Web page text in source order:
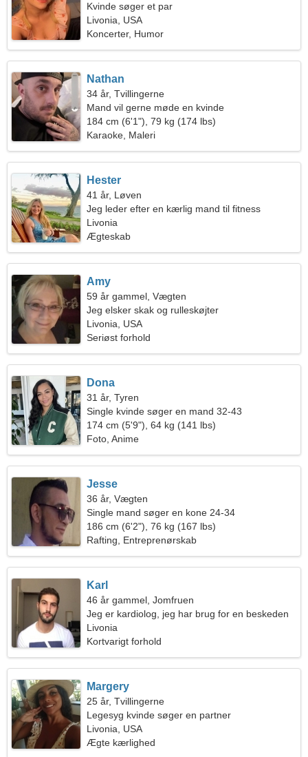
Kvinde søger et par
Livonia, USA
Koncerter, Humor
Nathan
34 år, Tvillingerne
Mand vil gerne møde en kvinde
184 cm (6'1"), 79 kg (174 lbs)
Karaoke, Maleri
Hester
41 år, Løven
Jeg leder efter en kærlig mand til fitness
Livonia
Ægteskab
Amy
59 år gammel, Vægten
Jeg elsker skak og rulleskøjter
Livonia, USA
Seriøst forhold
Dona
31 år, Tyren
Single kvinde søger en mand 32-43
174 cm (5'9"), 64 kg (141 lbs)
Foto, Anime
Jesse
36 år, Vægten
Single mand søger en kone 24-34
186 cm (6'2"), 76 kg (167 lbs)
Rafting, Entreprenørskab
Karl
46 år gammel, Jomfruen
Jeg er kardiolog, jeg har brug for en beskeden
kvinde
Livonia
Kortvarigt forhold
Margery
25 år, Tvillingerne
Legesyg kvinde søger en partner
Livonia, USA
Ægte kærlighed